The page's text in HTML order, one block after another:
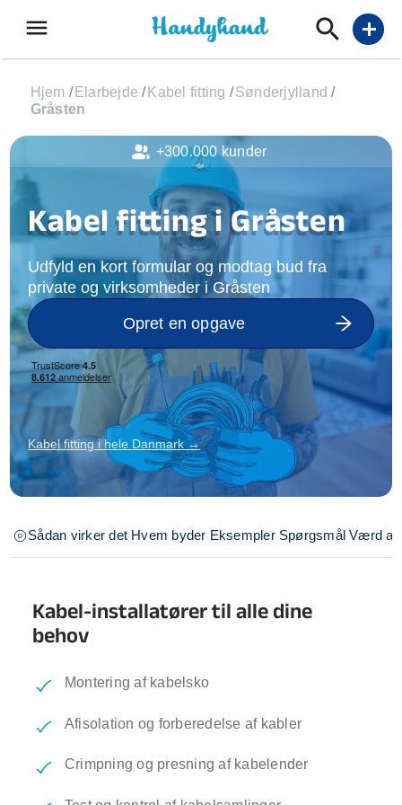
menu add
Hjem / Elarbejde / Kabel fitting /Sønderjylland /
Gråsten
Kabel fitting i Gråsten
Udfyld en kort formular og modtag bud fra
private og virksomheder i Gråsten
Opret en opgave
Kabel fitting i hele Danmark →
Sådan virker det Hvem byder Eksempler Spørgsmål Værd at
Kabel-installatører til alle dine
behov
Montering af kabelsko
Afisolation og forberedelse af kabler
Crimpning og presning af kabelender
+300.000 kunder